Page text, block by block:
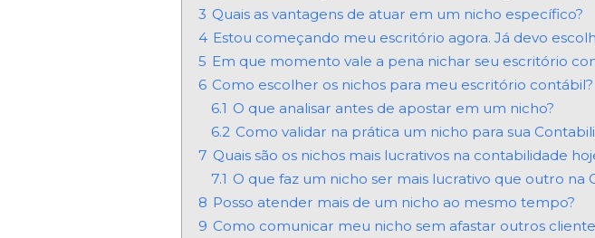
3 Quais as vantagens de atuar em um nicho específico?
4 Estou começando meu escritório agora. Já devo
5 Em que momento vale a pena nichar seu escritório
6 Como escolher os nichos para meu escritório contábil?
6.1 O que analisar antes de apostar em um nicho?
6.2 Como validar na prática um nicho para sua
7 Quais são os nichos mais lucrativos na contabilidade
7.1 O que faz um nicho ser mais lucrativo que outro na
8 Posso atender mais de um nicho ao mesmo tempo?
9 Como comunicar meu nicho sem afastar outros